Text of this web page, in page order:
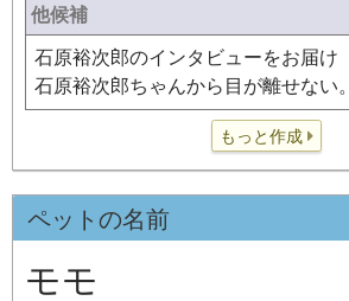
他候補
石原裕次郎のインタビューをお届け
石原裕次郎ちゃんから目が離せない。
もっと作成
ペットの名前
モモ